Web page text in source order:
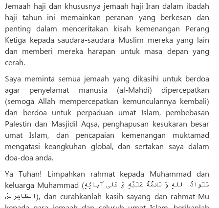
Jemaah haji dan khususnya jemaah haji Iran dalam ibadah
haji tahun ini memainkan peranan yang berkesan dan
penting dalam menceritakan kisah kemenangan Perang
Ketiga kepada saudara-saudara Muslim mereka yang lain
dan memberi mereka harapan untuk masa depan yang
cerah.
Saya meminta semua jemaah yang dikasihi untuk berdoa
agar penyelamat manusia (al-Mahdi) dipercepatkan
(semoga Allah mempercepatkan kemunculannya kembali)
dan berdoa untuk perpaduan umat Islam, pembebasan
Palestin dan Masjidil Aqsa, penghapusan kesukaran besar
umat Islam, dan pencapaian kemenangan muktamad
mengatasi keangkuhan global, dan sertakan saya dalam
doa-doa anda.
Ya Tuhan! Limpahkan rahmat kepada Muhammad dan
keluarga Muhammad (صَلَواتُ اللهِ وَ سَلامُهُ عَلَيْهِ وَ عَلی آبائِهِ
الطّاهِرينَ), dan curahkanlah kasih sayang dan rahmat-Mu